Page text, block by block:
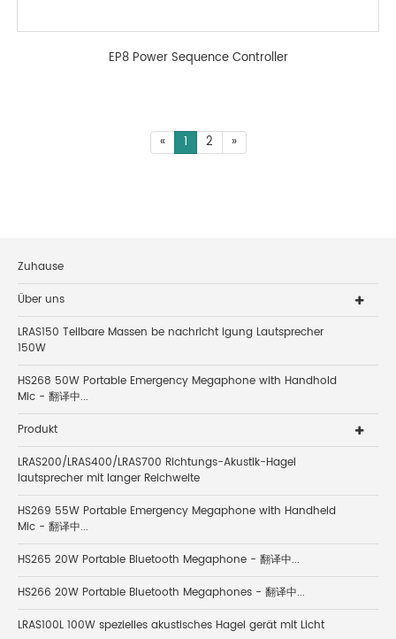
EP8 Power Sequence Controller
« 1 2 »
Zuhause
Über uns
LRAS150 Teilbare Massen be nachricht igung Lautsprecher
150W
HS268 50W Portable Emergency Megaphone with Handhold
Mic - 翻译中...
Produkt
LRAS200/LRAS400/LRAS700 Richtungs-Akustik-Hagel
lautsprecher mit langer Reichweite
HS269 55W Portable Emergency Megaphone with Handheld
Mic - 翻译中...
HS265 20W Portable Bluetooth Megaphone - 翻译中...
HS266 20W Portable Bluetooth Megaphones - 翻译中...
LRAS100L 100W spezielles akustisches Hagel gerät mit Licht